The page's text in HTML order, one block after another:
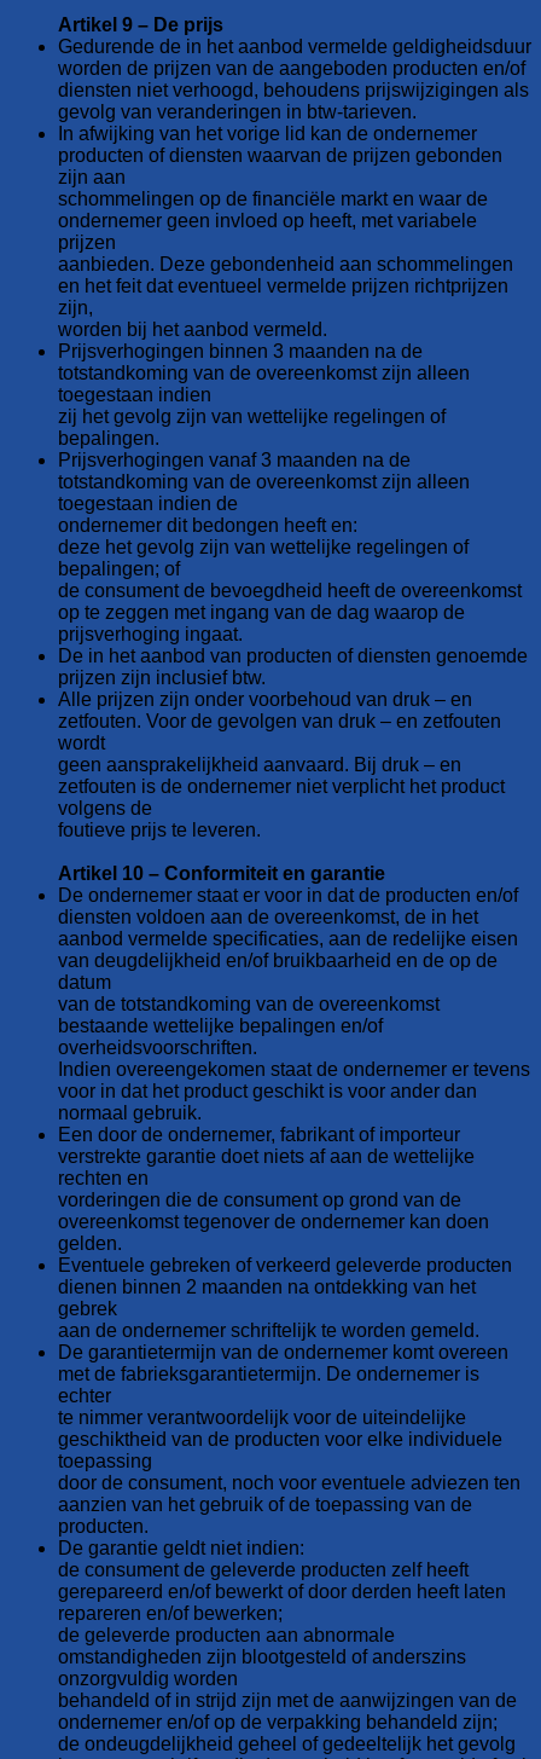
Artikel 9 – De prijs
Gedurende de in het aanbod vermelde geldigheidsduur
worden de prijzen van de aangeboden producten en/of
diensten niet verhoogd, behoudens prijswijzigingen als
gevolg van veranderingen in btw-tarieven.
In afwijking van het vorige lid kan de ondernemer
producten of diensten waarvan de prijzen gebonden
zijn aan
schommelingen op de financiële markt en waar de
ondernemer geen invloed op heeft, met variabele
prijzen
aanbieden. Deze gebondenheid aan schommelingen
en het feit dat eventueel vermelde prijzen richtprijzen
zijn,
worden bij het aanbod vermeld.
Prijsverhogingen binnen 3 maanden na de
totstandkoming van de overeenkomst zijn alleen
toegestaan indien
zij het gevolg zijn van wettelijke regelingen of
bepalingen.
Prijsverhogingen vanaf 3 maanden na de
totstandkoming van de overeenkomst zijn alleen
toegestaan indien de
ondernemer dit bedongen heeft en:
deze het gevolg zijn van wettelijke regelingen of
bepalingen; of
de consument de bevoegdheid heeft de overeenkomst
op te zeggen met ingang van de dag waarop de
prijsverhoging ingaat.
De in het aanbod van producten of diensten genoemde
prijzen zijn inclusief btw.
Alle prijzen zijn onder voorbehoud van druk – en
zetfouten. Voor de gevolgen van druk – en zetfouten
wordt
geen aansprakelijkheid aanvaard. Bij druk – en
zetfouten is de ondernemer niet verplicht het product
volgens de
foutieve prijs te leveren.
Artikel 10 – Conformiteit en garantie
De ondernemer staat er voor in dat de producten en/of
diensten voldoen aan de overeenkomst, de in het
aanbod vermelde specificaties, aan de redelijke eisen
van deugdelijkheid en/of bruikbaarheid en de op de
datum
van de totstandkoming van de overeenkomst
bestaande wettelijke bepalingen en/of
overheidsvoorschriften.
Indien overeengekomen staat de ondernemer er tevens
voor in dat het product geschikt is voor ander dan
normaal gebruik.
Een door de ondernemer, fabrikant of importeur
verstrekte garantie doet niets af aan de wettelijke
rechten en
vorderingen die de consument op grond van de
overeenkomst tegenover de ondernemer kan doen
gelden.
Eventuele gebreken of verkeerd geleverde producten
dienen binnen 2 maanden na ontdekking van het
gebrek
aan de ondernemer schriftelijk te worden gemeld.
De garantietermijn van de ondernemer komt overeen
met de fabrieksgarantietermijn. De ondernemer is
echter
te nimmer verantwoordelijk voor de uiteindelijke
geschiktheid van de producten voor elke individuele
toepassing
door de consument, noch voor eventuele adviezen ten
aanzien van het gebruik of de toepassing van de
producten.
De garantie geldt niet indien:
de consument de geleverde producten zelf heeft
gerepareerd en/of bewerkt of door derden heeft laten
repareren en/of bewerken;
de geleverde producten aan abnormale
omstandigheden zijn blootgesteld of anderszins
onzorgvuldig worden
behandeld of in strijd zijn met de aanwijzingen van de
ondernemer en/of op de verpakking behandeld zijn;
de ondeugdelijkheid geheel of gedeeltelijk het gevolg